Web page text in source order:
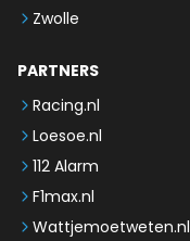
Zwolle
PARTNERS
Racing.nl
Loesoe.nl
112 Alarm
F1max.nl
Wattjemoetweten.nl